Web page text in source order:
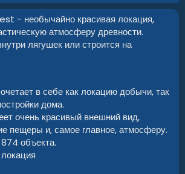
- необычайно красивая локация,
атмосферу древности.
лягушек или строится на
в себе как локацию добычи, так
дома.
очень красивый внешний вид,
пещеры и, самое главное, атмосферу.
объекта.